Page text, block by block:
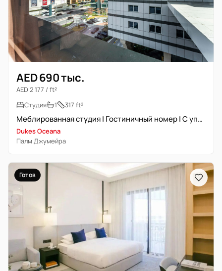
AED 690 тыс.
AED 2 177 / ft²
Студия
1 317 ft²
Меблированная студия | Гостиничный номер | С управлением
Dukes Oceana
Палм Джумейра
Готов